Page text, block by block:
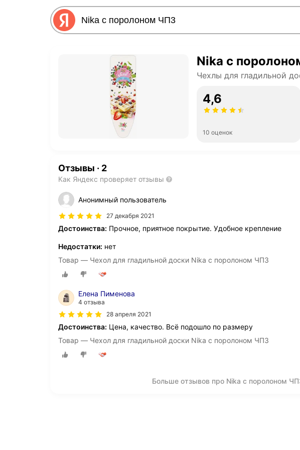
Nika с
Чехлы для гладильной
4,6
10 оценок
Отзывы · 2
Как Яндекс проверяет отзывы
Анонимный пользователь
27 декабря 2021
Достоинства: Прочное, приятное покрытие. Удобное крепление
Недостатки: нет
Товар — Чехол для гладильной доски Nika с поролоном ЧП3
Елена Пименова
4 отзыва
28 апреля 2021
Достоинства: Цена, качество. Всё подошло по размеру
Товар — Чехол для гладильной доски Nika с поролоном ЧП3
Больше отзывов про Nika с поролоном